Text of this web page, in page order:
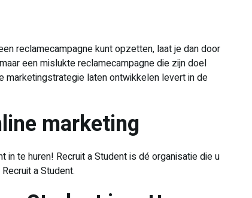
reclamecampagne kunt opzetten, laat je dan door
een mislukte reclamecampagne die zijn doel
marketingstrategie laten ontwikkelen levert in de
marketing
te huren! Recruit a Student is dé organisatie die u
a Student.